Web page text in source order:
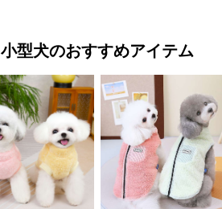
小型犬のおすすめアイテム